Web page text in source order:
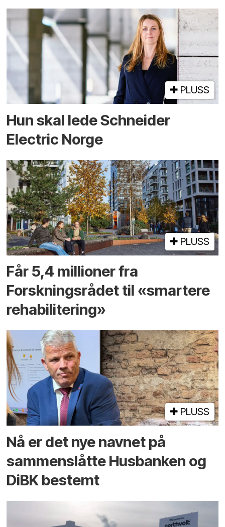
PLUSS
Hun skal lede Schneider
Electric Norge
PLUSS
Får 5,4 millioner fra
Forskningsrådet til «smartere
rehabilitering»
PLUSS
Nå er det nye navnet på
sammenslåtte Husbanken og
DiBK bestemt